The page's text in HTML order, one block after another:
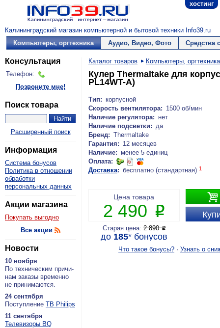
хостинг
Калининградский магазин компьютерной и бытовой техники Info39.ru
Компьютеры, оргтехника
Аудио, Видео, Фото Средства
Консультация
Телефон:
Позвоните мне!
Поиск товара
Расширенный поиск
Информация
Система бонусов
Политика в отношении
обработки
персональных данных
Акции магазина
Покупать выгодно
Все акции
Новости
10 ноября
По тех­ни­че­ским при­чи­
нам за­ка­зы вре­мен­но
не при­ни­ма­ют­ся.
24 сентября
По­ступ­ле­ние ТВ Philips
11 сентября
Теле­ви­зо­ры BQ
Каталог товаров Компьютеры, оргтехника
Кулер Thermaltake для
PL14WT-A)
Тип: корпусной
Скорость вентилятора: 1500 об/мин
Наличие регулятора: нет
Наличие подсветки: да
Бренд: Thermaltake
Гарантия: 12 месяцев
Наличие: менее 5 единиц
Оплата:
Доставка: бесплатно (стандартная) 1

Цена товара
2 490 P
Старая цена: 2 890P
до 185*бонусов
Что такое бонусы? · Узнать о